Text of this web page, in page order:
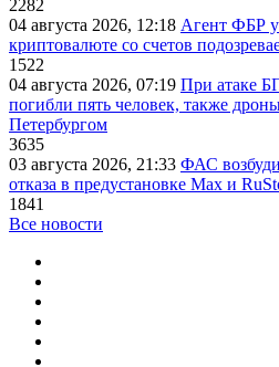
2282
04 августа 2026, 12:18 Агент ФБР
криптовалюте со счетов
1522
04 августа 2026, 07:19 При атаке
погибли пять человек, также
Петербургом
3635
03 августа 2026, 21:33 ФАС
отказа в предустановке Max и
1841
Все новости